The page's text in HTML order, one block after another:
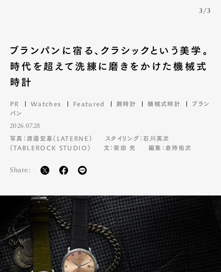
3/3
ブランパンに宿る、クラシックという美学。
時代を超えて洗練に磨きをかけた機械式
時計
PR Watches Featured 腕時計 機械式時計
ブラン
パン
2026.07.28
写真：渡邉宏基（LATERNE）
スタイリング：石川英次
（TABLEROCK STUDIO）
文：柴田 充 編集：倉持佑次
Share: